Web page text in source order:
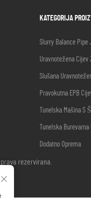
KATEGORIJA
Slurry Balance Pipe
Uravnotežena Cijev
Slušana
Pravokutna EPB
Tunelska Mašina S
Tunelska Burevarna
Dodatno Oprema
rezervirana.